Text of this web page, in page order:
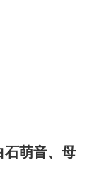
石萌音、母